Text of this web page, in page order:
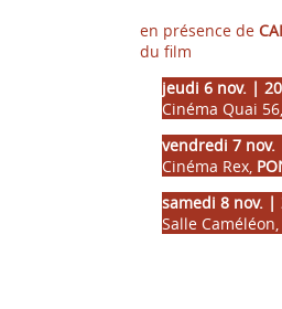
en présence de
du film
jeudi 6 nov. |
Cinéma Quai 56,
vendredi 7
Cinéma Rex,
samedi 8 nov. |
Salle Caméléon,